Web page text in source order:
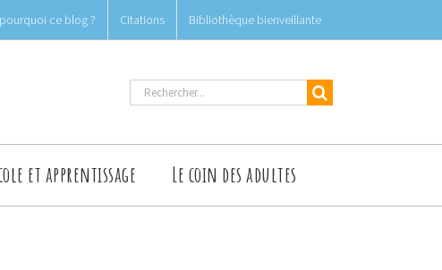
ce blog ? Citations Bibliothèque bienveillante
Rechercher
et apprentissage Le coin des adultes